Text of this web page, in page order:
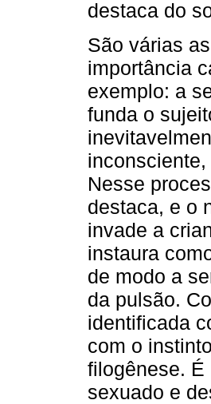
destaca do
São várias
importância
exemplo: a
funda o
Nesse
destaca, e o
invade a
instaura
de modo a
da pulsão.
identificada
com o
filogênese.
sexuado e